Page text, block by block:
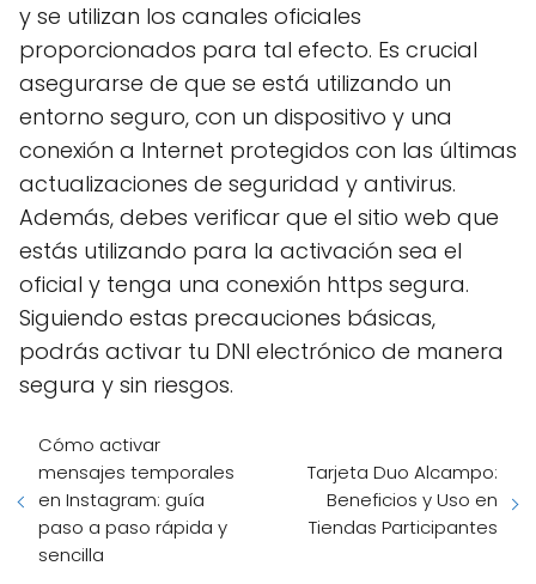
y se utilizan los canales oficiales
proporcionados para tal efecto. Es crucial
asegurarse de que se está utilizando un
entorno seguro, con un dispositivo y una
conexión a Internet protegidos con las últimas
actualizaciones de seguridad y antivirus.
Además, debes verificar que el sitio web que
estás utilizando para la activación sea el
oficial y tenga una conexión https segura.
Siguiendo estas precauciones básicas,
podrás activar tu DNI electrónico de manera
segura y sin riesgos.
Cómo activar
mensajes temporales
en Instagram: guía
paso a paso rápida y
sencilla
Tarjeta Duo Alcampo:
Beneficios y Uso en
Tiendas Participantes